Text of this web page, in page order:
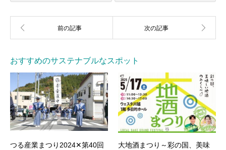
おすすめのサステナブルなスポット
つる産業まつり2024✕第40回
大地酒まつり～彩の国、美味